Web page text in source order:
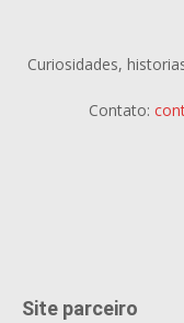
Curiosidades,
Contato:
Site parceiro